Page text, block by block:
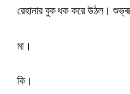
রেহানার বুক ধক করে উঠল।
মা।
কি।